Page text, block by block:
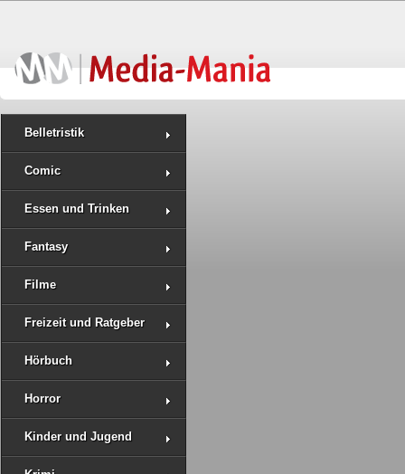
Belletristik
Comic
Essen und Trinken
Fantasy
Filme
Freizeit und Ratgeber
Hörbuch
Horror
Kinder und Jugend